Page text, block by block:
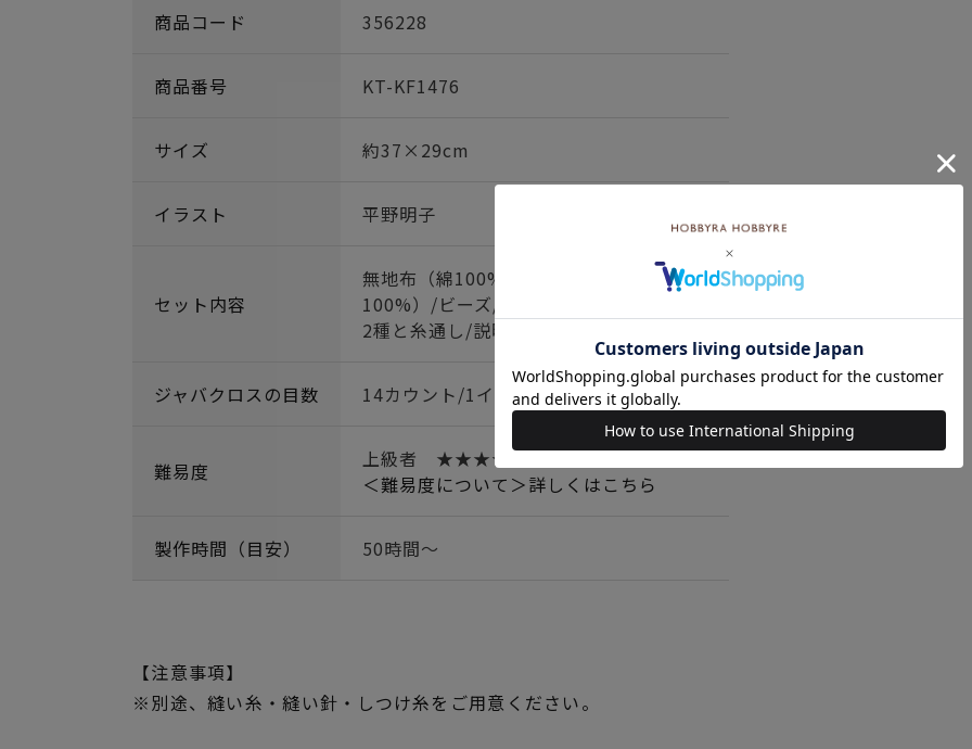
商品コード 356228
商品番号 KT-KF1476
サイズ 約37×29cm
イラスト 平野明子
セット内容
無地布（綿100%）/刺しゅう糸18種（綿
100%）/ビーズ/額/木のバー/ボール紙/針
2種と糸通し/説明書2種
ジャバクロスの目数 14カウント/1インチ 約55目/10cm
難易度
上級者 ★★★★
＜難易度について＞詳しくはこちら
製作時間（目安） 50時間～
【注意事項】
※別途、縫い糸・縫い針・しつけ糸をご用意ください。